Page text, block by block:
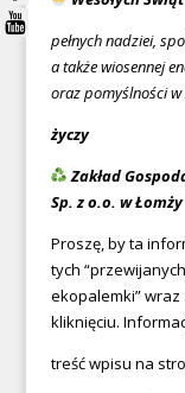
pełnych nadziei,
a także wiosennej
oraz pomyślności
życzy
Zakład
Sp. z o.o. w Łomży
Proszę, by ta
tych
ekopalemki”
kliknięciu.
treść wpisu na